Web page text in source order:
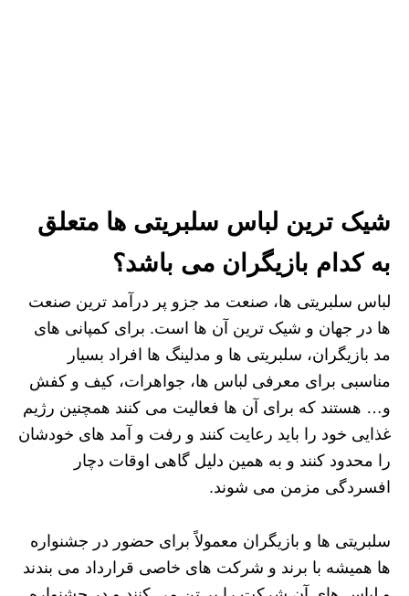
شیک ترین لباس سلبریتی ها متعلق
به کدام بازیگران می باشد؟
لباس سلبریتی ها، صنعت مد جزو پر درآمد ترین صنعت
ها در جهان و شیک ترین آن ها است. برای کمپانی های
مد بازیگران، سلبریتی ها و مدلینگ ها افراد بسیار
مناسبی برای معرفی لباس ها، جواهرات، کیف و کفش
و… هستند که برای آن ها فعالیت می کنند‌ همچنین رژیم
غذایی خود را باید رعایت کنند و رفت و آمد های خودشان
را محدود کنند و به همین دلیل گاهی اوقات دچار
افسردگی مزمن می ‌شوند.
سلبریتی ها و بازیگران معمولاً برای حضور در جشنواره
ها همیشه با برند و شرکت های خاصی قرارداد می بندند